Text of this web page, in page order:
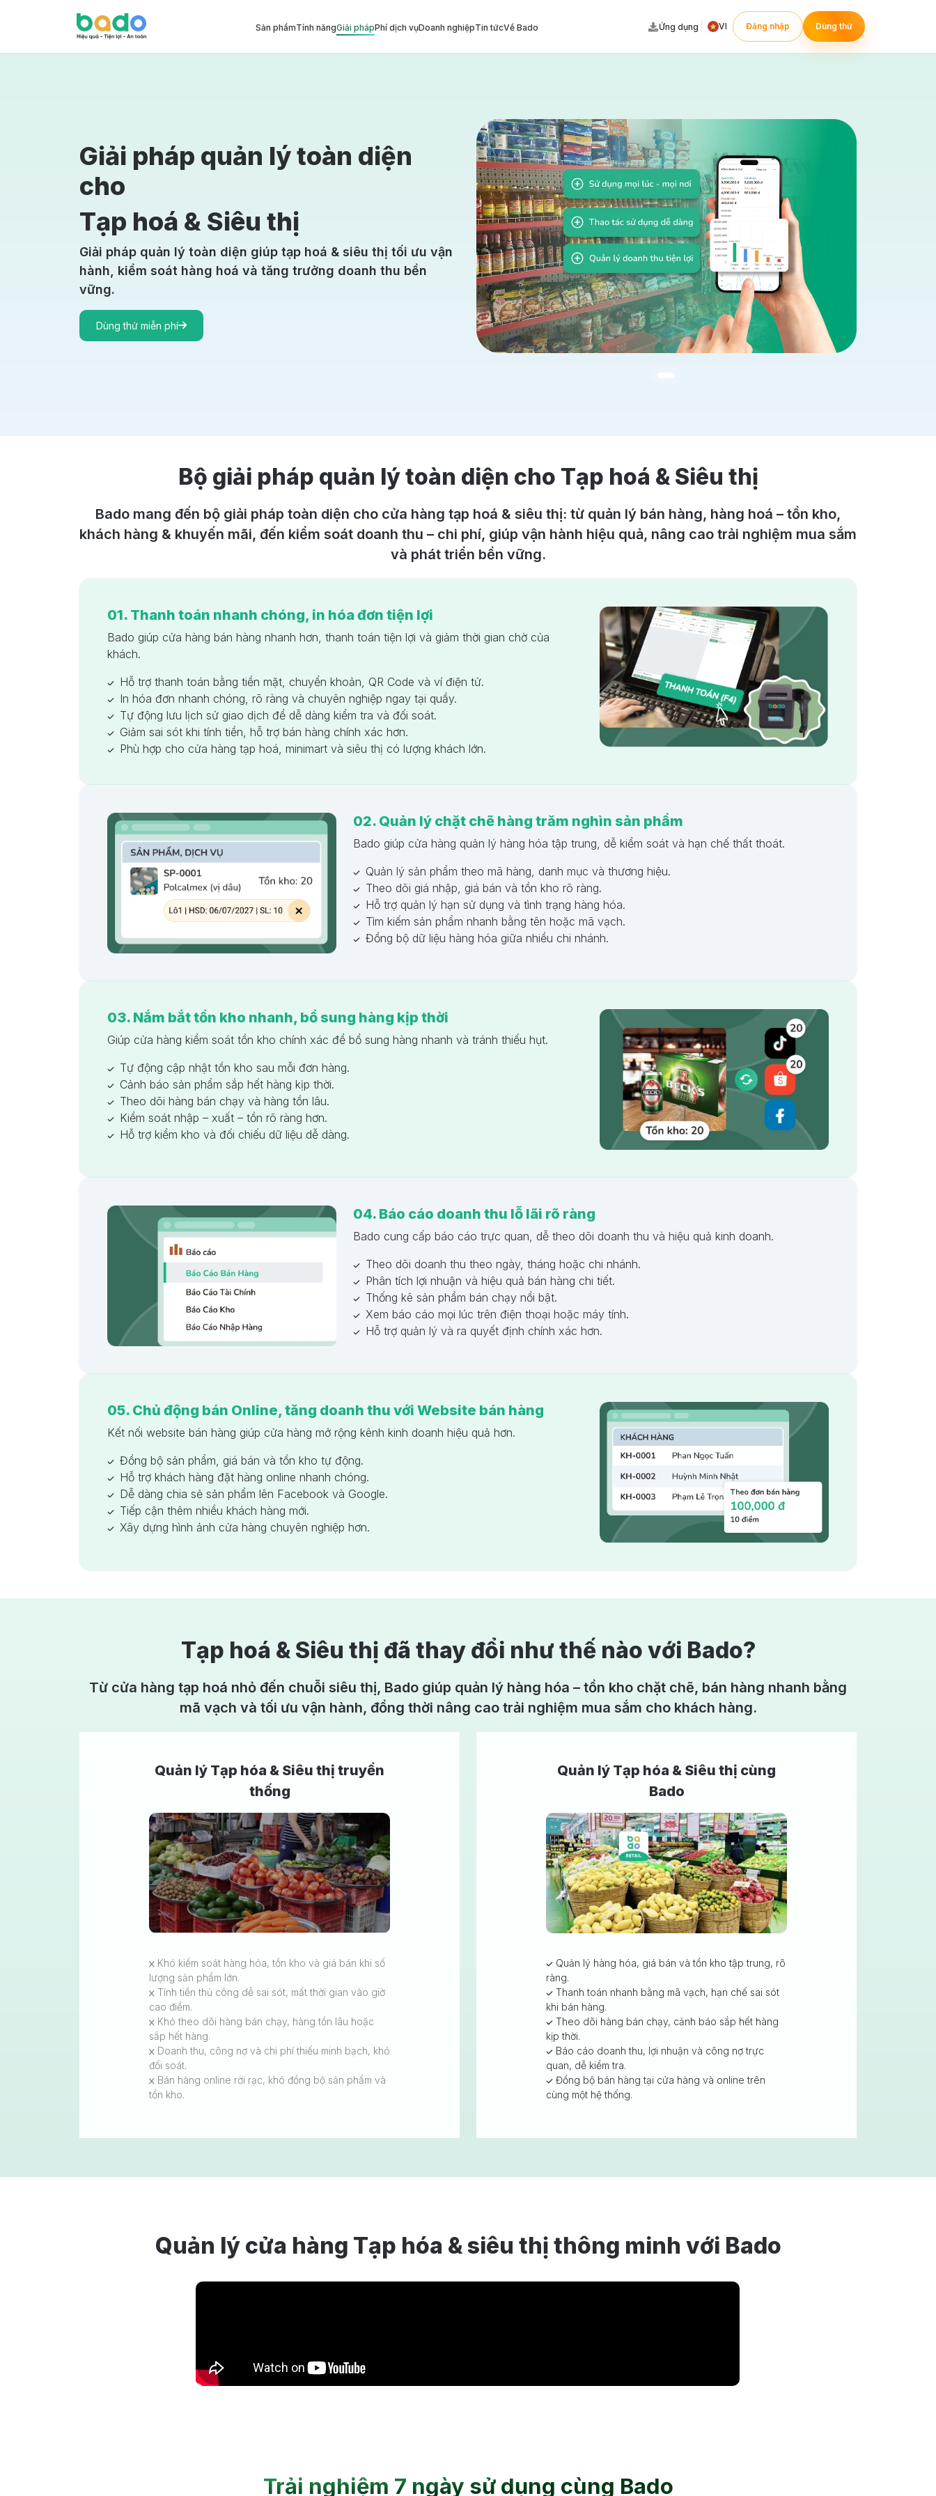
Sản phẩmTính năngGiải phápPhí dịch vụDoanh nghiệpTin tứcVề Bado Ứng dụng VI Đăng nhập Dùng thử
Giải pháp quản lý toàn diện
cho
Tạp hoá & Siêu thị
Giải pháp quản lý toàn diện giúp tạp hoá & siêu thị tối ưu vận
hành, kiểm soát hàng hoá và tăng trưởng doanh thu bền
vững.
Dùng thử miễn phí
Bộ giải pháp quản lý toàn diện cho Tạp hoá & Siêu thị
Bado mang đến bộ giải pháp toàn diện cho cửa hàng tạp hoá & siêu thị: từ quản lý bán hàng, hàng hoá – tồn kho,
khách hàng & khuyến mãi, đến kiểm soát doanh thu – chi phí, giúp vận hành hiệu quả, nâng cao trải nghiệm mua sắm
và phát triển bền vững.
01. Thanh toán nhanh chóng, in hóa đơn tiện lợi
Bado giúp cửa hàng bán hàng nhanh hơn, thanh toán tiện lợi và giảm thời gian chờ của
khách.
Hỗ trợ thanh toán bằng tiền mặt, chuyển khoản, QR Code và ví điện tử.
In hóa đơn nhanh chóng, rõ ràng và chuyên nghiệp ngay tại quầy.
Tự động lưu lịch sử giao dịch để dễ dàng kiểm tra và đối soát.
Giảm sai sót khi tính tiền, hỗ trợ bán hàng chính xác hơn.
Phù hợp cho cửa hàng tạp hoá, minimart và siêu thị có lượng khách lớn.
02. Quản lý chặt chẽ hàng trăm nghìn sản phẩm
Bado giúp cửa hàng quản lý hàng hóa tập trung, dễ kiểm soát và hạn chế thất thoát.
Quản lý sản phẩm theo mã hàng, danh mục và thương hiệu.
Theo dõi giá nhập, giá bán và tồn kho rõ ràng.
Hỗ trợ quản lý hạn sử dụng và tình trạng hàng hóa.
Tìm kiếm sản phẩm nhanh bằng tên hoặc mã vạch.
Đồng bộ dữ liệu hàng hóa giữa nhiều chi nhánh.
03. Nắm bắt tồn kho nhanh, bổ sung hàng kịp thời
Giúp cửa hàng kiểm soát tồn kho chính xác để bổ sung hàng nhanh và tránh thiếu hụt.
Tự động cập nhật tồn kho sau mỗi đơn hàng.
Cảnh báo sản phẩm sắp hết hàng kịp thời.
Theo dõi hàng bán chạy và hàng tồn lâu.
Kiểm soát nhập – xuất – tồn rõ ràng hơn.
Hỗ trợ kiểm kho và đối chiếu dữ liệu dễ dàng.
04. Báo cáo doanh thu lỗ lãi rõ ràng
Bado cung cấp báo cáo trực quan, dễ theo dõi doanh thu và hiệu quả kinh doanh.
Theo dõi doanh thu theo ngày, tháng hoặc chi nhánh.
Phân tích lợi nhuận và hiệu quả bán hàng chi tiết.
Thống kê sản phẩm bán chạy nổi bật.
Xem báo cáo mọi lúc trên điện thoại hoặc máy tính.
Hỗ trợ quản lý và ra quyết định chính xác hơn.
05. Chủ động bán Online, tăng doanh thu với Website bán hàng
Kết nối website bán hàng giúp cửa hàng mở rộng kênh kinh doanh hiệu quả hơn.
Đồng bộ sản phẩm, giá bán và tồn kho tự động.
Hỗ trợ khách hàng đặt hàng online nhanh chóng.
Dễ dàng chia sẻ sản phẩm lên Facebook và Google.
Tiếp cận thêm nhiều khách hàng mới.
Xây dựng hình ảnh cửa hàng chuyên nghiệp hơn.
Tạp hoá & Siêu thị đã thay đổi như thế nào với Bado?
Từ cửa hàng tạp hoá nhỏ đến chuỗi siêu thị, Bado giúp quản lý hàng hóa – tồn kho chặt chẽ, bán hàng nhanh bằng
mã vạch và tối ưu vận hành, đồng thời nâng cao trải nghiệm mua sắm cho khách hàng.
Quản lý Tạp hóa & Siêu thị truyền
thống
Khó kiểm soát hàng hóa, tồn kho và giá bán khi số
lượng sản phẩm lớn.
Tính tiền thủ công dễ sai sót, mất thời gian vào giờ
cao điểm.
Khó theo dõi hàng bán chạy, hàng tồn lâu hoặc
sắp hết hàng.
Doanh thu, công nợ và chi phí thiếu minh bạch, khó
đối soát.
Bán hàng online rời rạc, khó đồng bộ sản phẩm và
tồn kho.
Quản lý Tạp hóa & Siêu thị cùng
Bado
Quản lý hàng hóa, giá bán và tồn kho tập trung, rõ
ràng.
Thanh toán nhanh bằng mã vạch, hạn chế sai sót
khi bán hàng.
Theo dõi hàng bán chạy, cảnh báo sắp hết hàng
kịp thời.
Báo cáo doanh thu, lợi nhuận và công nợ trực
quan, dễ kiểm tra.
Đồng bộ bán hàng tại cửa hàng và online trên
cùng một hệ thống.
Quản lý cửa hàng Tạp hóa & siêu thị thông minh với Bado
Trải nghiệm 7 ngày sử dụng cùng Bado